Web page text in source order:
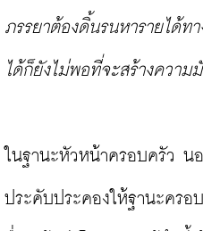
ภรรยาต้องดิ้นรนหารายได้ท
ได้ก็ยังไม่พอที่จะสร้างควา
ในฐานะหัวหน้าครอบครัว น
ประคับประคองให้ฐานะครอ